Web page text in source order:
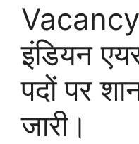
इंडियन
पदों पर
जारी।